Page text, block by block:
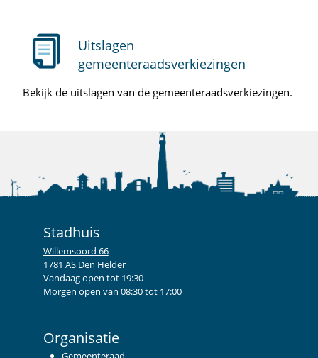
Uitslagen
gemeenteraadsverkiezingen
Bekijk de uitslagen van de gemeenteraadsverkiezingen.
Stadhuis
Willemsoord 66
1781 AS Den Helder
Vandaag open tot 19:30
Morgen open van 08:30 tot 17:00
Organisatie